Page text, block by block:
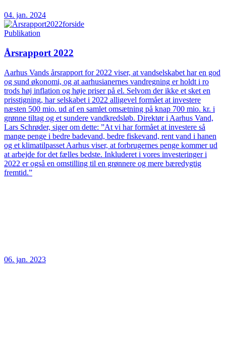
04. jan. 2024
Publikation
Årsrapport 2022
Aarhus Vands årsrapport for 2022 viser, at vandselskabet har en god
og sund økonomi, og at aarhusianernes vandregning er holdt i ro
trods høj inflation og høje priser på el. Selvom der ikke et sket en
prisstigning, har selskabet i 2022 alligevel formået at investere
næsten 500 mio. ud af en samlet omsætning på knap 700 mio. kr. i
grønne tiltag og et sundere vandkredsløb. Direktør i Aarhus Vand,
Lars Schrøder, siger om dette: ”At vi har formået at investere så
mange penge i bedre badevand, bedre fiskevand, rent vand i hanen
og et klimatilpasset Aarhus viser, at forbrugernes penge kommer ud
at arbejde for det fælles bedste. Inkluderet i vores investeringer i
2022 er også en omstilling til en grønnere og mere bæredygtig
fremtid.”
06. jan. 2023